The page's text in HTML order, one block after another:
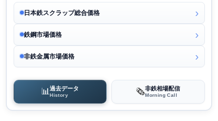
日本鉄スクラップ総合価格
鉄鋼市場価格
非鉄金属市場価格
📊過去データ
History 🗞️非鉄相場配信
Morning Call